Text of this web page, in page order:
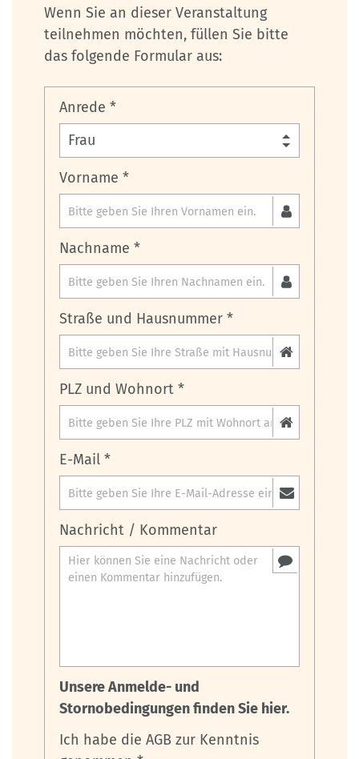
Wenn Sie an dieser Veranstaltung
teilnehmen möchten, füllen Sie bitte
das folgende Formular aus:
Anrede *
Vorname *
Nachname *
Straße und Hausnummer *
PLZ und Wohnort *
E-Mail *
Nachricht / Kommentar
Unsere Anmelde- und
Stornobedingungen finden Sie hier.
Ich habe die AGB zur Kenntnis